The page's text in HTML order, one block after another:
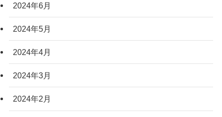
2024年6月
2024年5月
2024年4月
2024年3月
2024年2月